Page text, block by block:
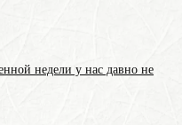
недели у нас давно не